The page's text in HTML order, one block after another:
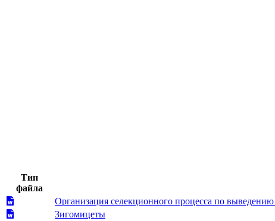
Тип
файла
Организация селекционного процесса по
Зигомицеты